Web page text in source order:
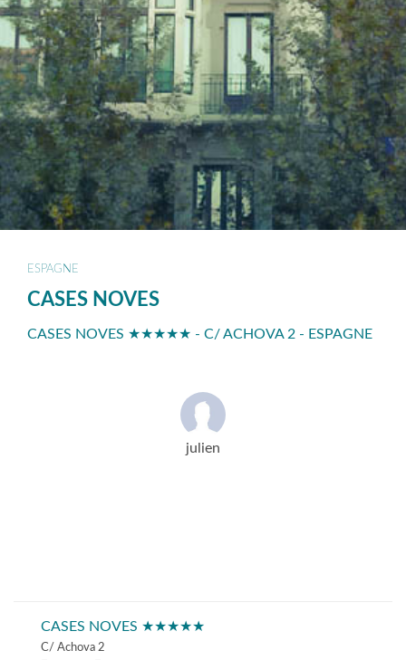
ESPAGNE
CASES NOVES
CASES NOVES ★★★★★ - C/ ACHOVA 2 - ESPAGNE
julien
CASES NOVES ★★★★★
C/ Achova 2